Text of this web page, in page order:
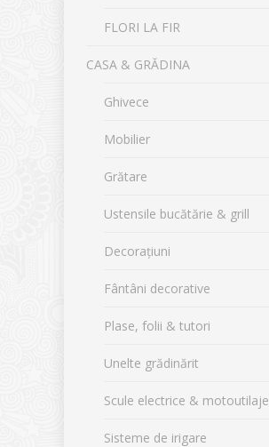
FLORI LA FIR
CASA & GRĂDINA
Ghivece
Mobilier
Grătare
Ustensile bucătărie & grill
Decorațiuni
Fântâni decorative
Plase, folii & tutori
Unelte grădinărit
Scule electrice & motoutilaje
Sisteme de irigare